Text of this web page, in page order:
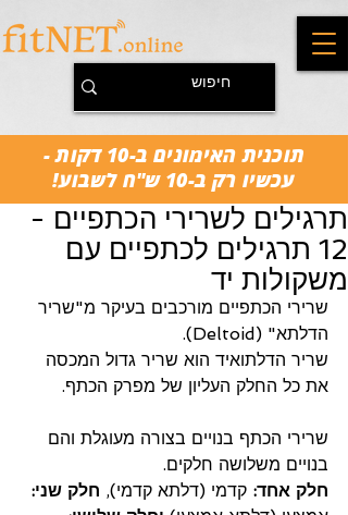
תוכנית האימונים ב-10 דקות -
עכשיו רק ב-10 ש"ח לשבוע!
תרגילים לשרירי הכתפיים -
12 תרגילים לכתפיים עם
משקולות יד
שרירי הכתפיים מורכבים בעיקר מ"שריר
הדלתא" (Deltoid).
שריר הדלתואיד הוא שריר גדול המכסה
את כל החלק העליון של מפרק הכתף.
שרירי הכתף בנויים בצורה מעוגלת והם
בנויים משלושה חלקים.
חלק אחד: קדמי (דלתא קדמי), חלק שני: